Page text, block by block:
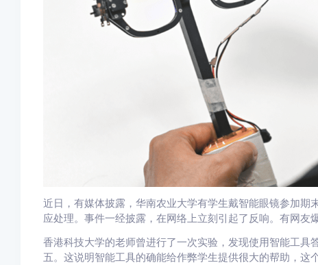
近日，有媒体披露，华南农业大学有学生戴智能眼镜参加
应处理。事件一经披露，在网络上立刻引起了反响。有网友
香港科技大学的老师曾进行了一次实验，发现使用智能工
五。这说明智能工具的确能给作弊学生提供很大的帮助，